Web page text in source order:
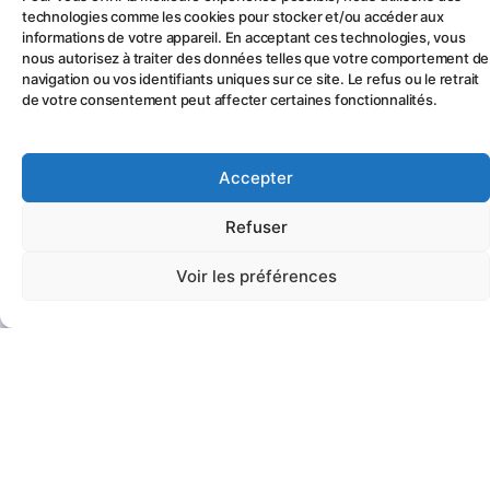
technologies comme les cookies pour stocker et/ou accéder aux
informations de votre appareil. En acceptant ces technologies, vous
nous autorisez à traiter des données telles que votre comportement de
navigation ou vos identifiants uniques sur ce site. Le refus ou le retrait
de votre consentement peut affecter certaines fonctionnalités.
Accepter
Refuser
Voir les préférences